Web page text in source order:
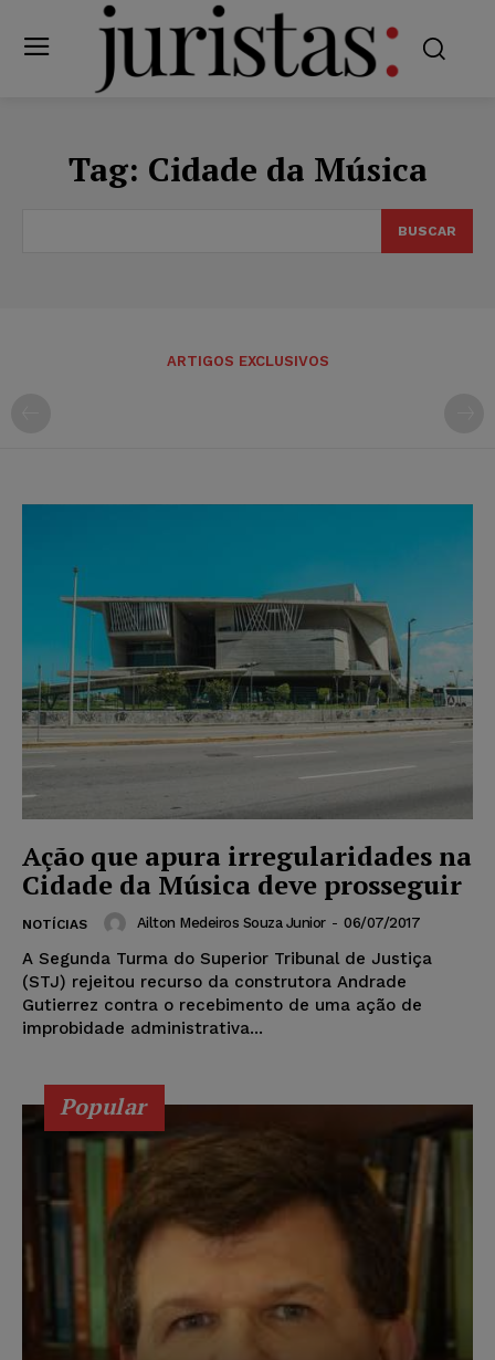
Tag: Cidade da Música
BUSCAR
ARTIGOS EXCLUSIVOS
Ação que apura irregularidades na
Cidade da Música deve prosseguir
NOTÍCIAS Ailton Medeiros Souza Junior - 06/07/2017
A Segunda Turma do Superior Tribunal de Justiça
(STJ) rejeitou recurso da construtora Andrade
Gutierrez contra o recebimento de uma ação de
improbidade administrativa...
Popular